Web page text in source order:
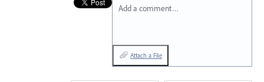
Add a comment…
Attach a File